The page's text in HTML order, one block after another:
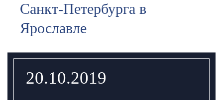
Санкт-Петербурга в
Ярославле
20.10.2019